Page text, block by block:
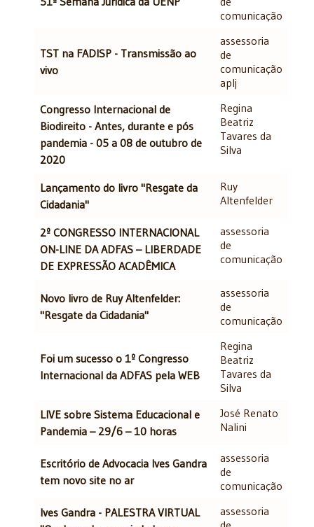
comunicação
TST na FADISP - Transmissão ao
vivo
assessoria
de
comunicação
aplj
Congresso Internacional de
Biodireito - Antes, durante e pós
pandemia - 05 a 08 de outubro de
2020
Regina
Beatriz
Tavares da
Silva
Lançamento do livro "Resgate da
Cidadania"
Ruy
Altenfelder
2º CONGRESSO INTERNACIONAL
ON-LINE DA ADFAS – LIBERDADE
DE EXPRESSÃO ACADÊMICA
assessoria
de
comunicação
Novo livro de Ruy Altenfelder:
"Resgate da Cidadania"
assessoria
de
comunicação
Foi um sucesso o 1º Congresso
Internacional da ADFAS pela WEB
Regina
Beatriz
Tavares da
Silva
LIVE sobre Sistema Educacional e
Pandemia – 29/6 – 10 horas
José Renato
Nalini
Escritório de Advocacia Ives Gandra
tem novo site no ar
assessoria
de
comunicação
Ives Gandra - PALESTRA VIRTUAL
assessoria